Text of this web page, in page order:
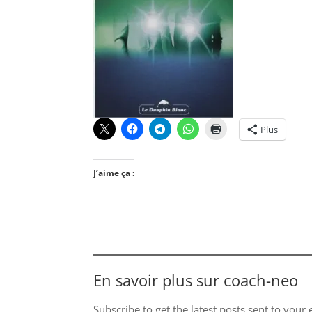
Plus
J’aime ça :
En savoir plus sur coach-neo